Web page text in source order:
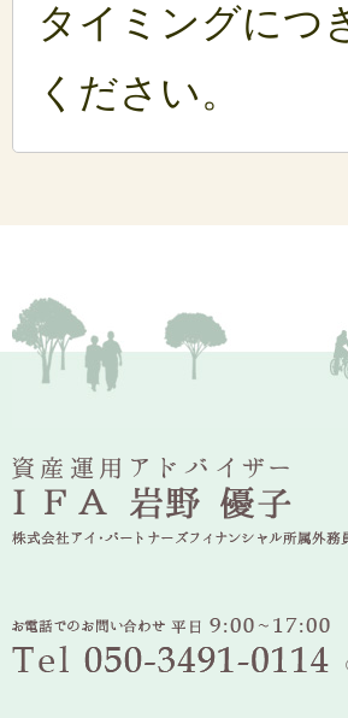
タイミングにつ
ください。